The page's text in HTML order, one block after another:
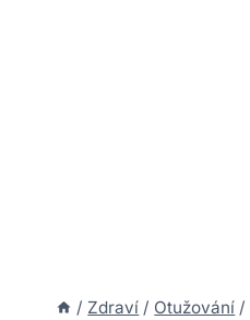
/ Zdraví / Otužování /